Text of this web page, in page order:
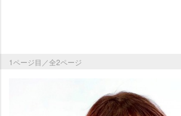
1ページ目／全2ページ